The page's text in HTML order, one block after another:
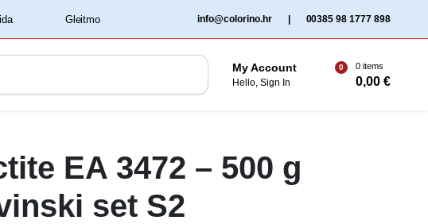
‏‏‎ ‎Cassida‏‏‎ ‎ info@colorino.hr 00385 98 1777 898
My Account
Hello, Sign In
0 0 items
0,00€
EA 3472 – 500 g
set S2